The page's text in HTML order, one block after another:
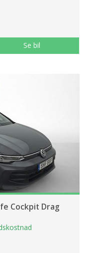
Se bil
Cockpit Drag